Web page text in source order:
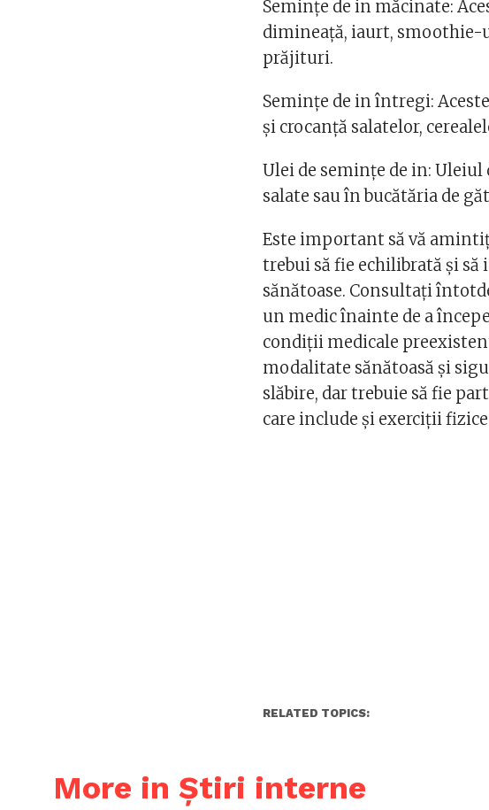
Semințe de in măcinate:
dimineață, iaurt, smoothie-
prăjituri.
Semințe de in întregi:
și crocanță salatelor,
Ulei de semințe de in:
salate sau în bucătăria de
Este important să vă
trebui să fie echilibrată și
sănătoase. Consultați
un medic înainte de a
condiții medicale
modalitate sănătoasă și
slăbire, dar trebuie să fie
care include și exerciții
RELATED TOPICS:
More in Știri interne